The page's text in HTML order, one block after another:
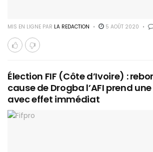
MIS EN LIGNE PAR LA REDACTION 5 AOÛT 2020
Élection FIF (Côte d’Ivoire) :
cause de Drogba l’AFI prend
avec effet immédiat